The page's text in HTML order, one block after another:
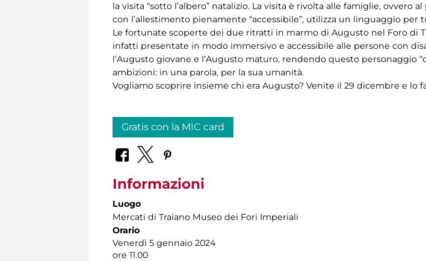
la visita “sotto l’albero” natalizio. La visita è rivolta alle famiglie,
con l’allestimento pienamente “accessibile”, utilizza un linguaggio per
Le fortunate scoperte dei due ritratti in marmo di Augusto nel Foro di
infatti presentate in modo immersivo e accessibile alle persone con
l’Augusto giovane e l’Augusto maturo, rendendo questo personaggio
ambizioni: in una parola, per la sua umanità.
Vogliamo scoprire insieme chi era Augusto? Venite il 29 dicembre e lo
Gratis con la MIC card
Informazioni
Luogo
Mercati di Traiano Museo dei Fori Imperiali
Orario
Venerdì 5 gennaio 2024
ore 11.00